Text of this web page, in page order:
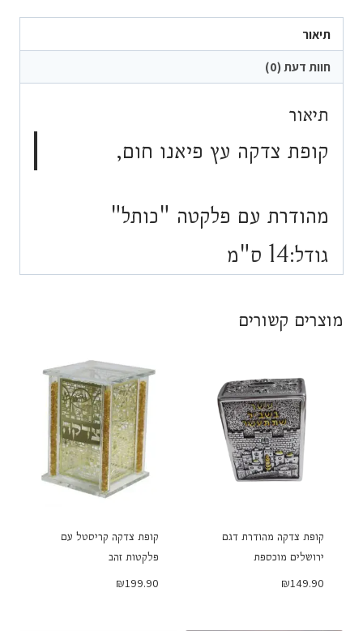
"כותל"
תיאור
חוות דעת (0)
תיאור
קופת צדקה עץ פיאנו חום,
מהודרת עם פלקטה "כותל"
גודל:14 ס"מ
מוצרים קשורים
קופת צדקה מהודרת דגם
ירושלים מוכספת
₪149.90
קופת צדקה קריסטל עם
פלקטות זהב
₪199.90